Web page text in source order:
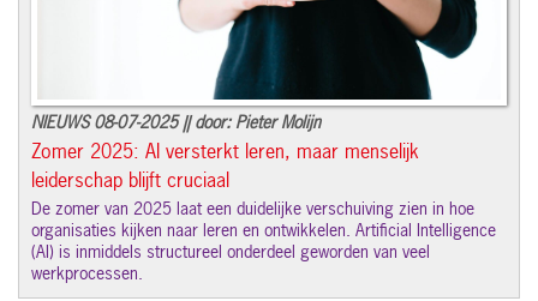
NIEUWS 08-07-2025 || door: Pieter Molijn
Zomer 2025: AI versterkt leren, maar menselijk
leiderschap blijft cruciaal
De zomer van 2025 laat een duidelijke verschuiving zien in hoe
organisaties kijken naar leren en ontwikkelen. Artificial Intelligence
(AI) is inmiddels structureel onderdeel geworden van veel
werkprocessen.